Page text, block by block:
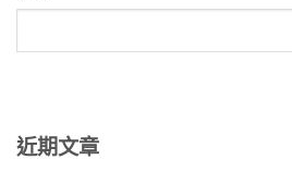
近期文章